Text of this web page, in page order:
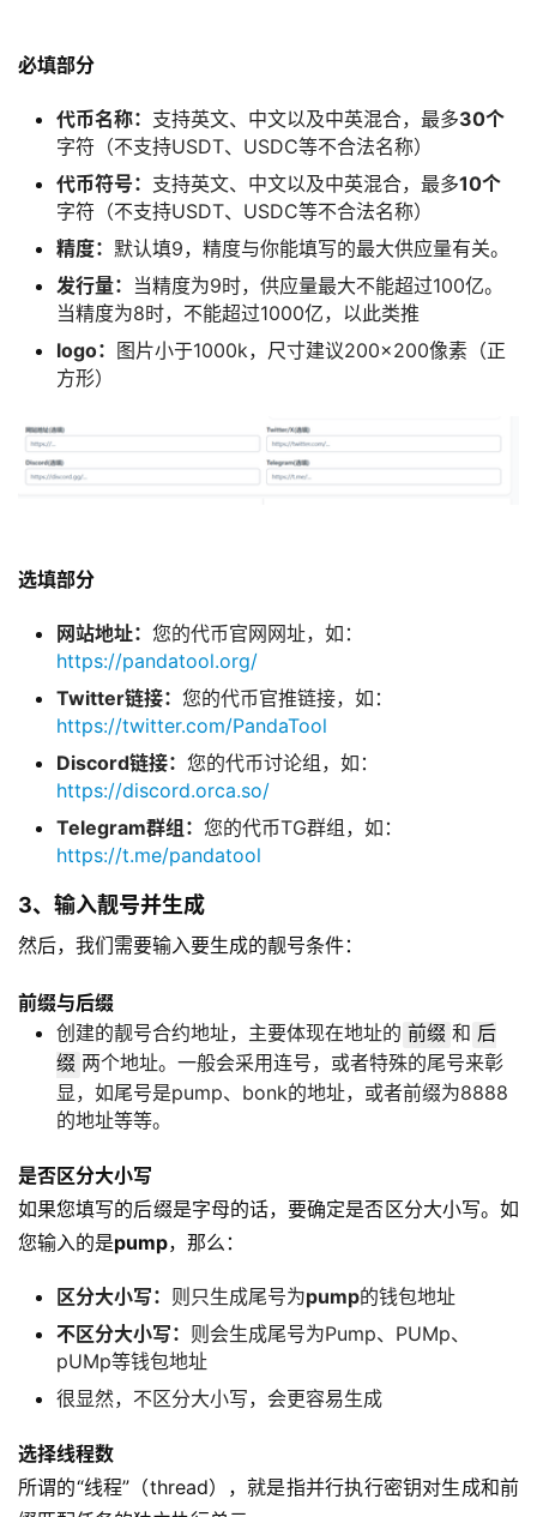
必填部分
代币名称： 支持英文、中文以及中英混合，最多30个
字符（不支持USDT、USDC等不合法名称）
代币符号： 支持英文、中文以及中英混合，最多10个
字符（不支持USDT、USDC等不合法名称）
精度： 默认填9，精度与你能填写的最大供应量有关。
发行量： 当精度为9时，供应量最大不能超过100亿。
当精度为8时，不能超过1000亿，以此类推
logo： 图片小于1000k，尺寸建议200×200像素（正
方形）
选填部分
网站地址： 您的代币官网网址，如：
https://pandatool.org/
Twitter链接： 您的代币官推链接，如：
https://twitter.com/PandaTool
Discord链接： 您的代币讨论组，如：
https://discord.orca.so/
Telegram群组： 您的代币TG群组，如：
https://t.me/pandatool
3、输入靓号并生成
然后，我们需要输入要生成的靓号条件：
前缀与后缀
创建的靓号合约地址，主要体现在地址的 前缀 和 后
缀 两个地址。一般会采用连号，或者特殊的尾号来彰
显，如尾号是pump、bonk的地址，或者前缀为8888
的地址等等。
是否区分大小写
如果您填写的后缀是字母的话，要确定是否区分大小写。如
您输入的是pump，那么：
区分大小写： 则只生成尾号为pump的钱包地址
不区分大小写： 则会生成尾号为Pump、PUMp、
pUMp等钱包地址
很显然，不区分大小写，会更容易生成
选择线程数
所谓的“线程”（thread），就是指并行执行密钥对生成和前